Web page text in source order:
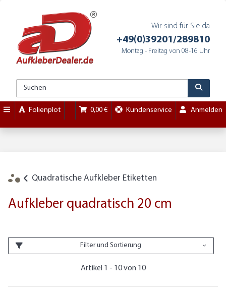
Wir sind für Sie da
+49(0)39201/289810
Montag - Freitag von 08-16 Uhr
Folienplot 0,00 € Kundenservice Anmelden
Quadratische Aufkleber Etiketten
Aufkleber quadratisch 20 cm
Filter und Sortierung
Artikel 1 - 10 von 10